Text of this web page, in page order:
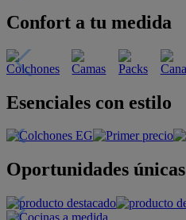
Confort a tu medida
Esenciales con estilo
Oportunidades únicas